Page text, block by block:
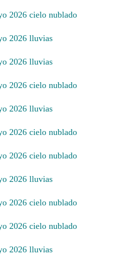
2026 cielo nublado
2026 lluvias
2026 lluvias
2026 cielo nublado
2026 lluvias
2026 cielo nublado
2026 cielo nublado
2026 lluvias
2026 cielo nublado
2026 cielo nublado
2026 lluvias